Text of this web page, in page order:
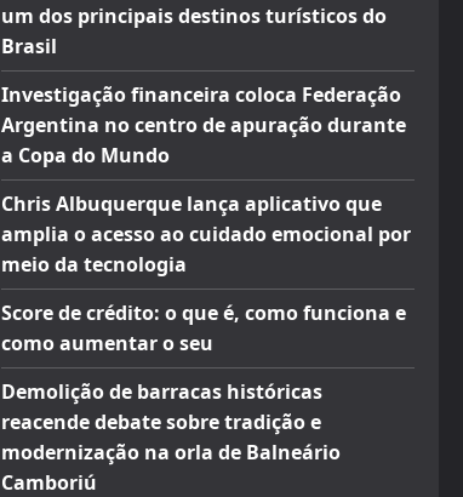
um dos principais destinos turísticos do
Brasil
Investigação financeira coloca Federação
Argentina no centro de apuração durante
a Copa do Mundo
Chris Albuquerque lança aplicativo que
amplia o acesso ao cuidado emocional por
meio da tecnologia
Score de crédito: o que é, como funciona e
como aumentar o seu
Demolição de barracas históricas
reacende debate sobre tradição e
modernização na orla de Balneário
Camboriú